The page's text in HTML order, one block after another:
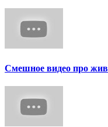
Смешное видео про